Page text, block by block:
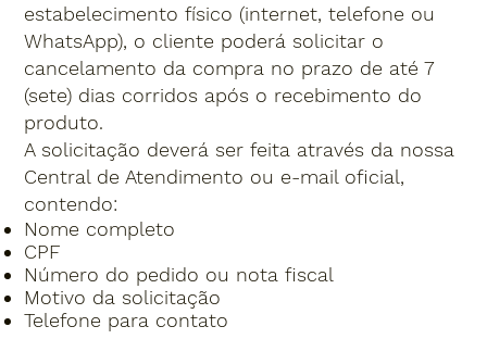
estabelecimento físico (internet, telefone ou
WhatsApp), o cliente poderá solicitar o
cancelamento da compra no prazo de até 7
(sete) dias corridos após o recebimento do
produto.
A solicitação deverá ser feita através da nossa
Central de Atendimento ou e-mail oficial,
contendo:
Nome completo
CPF
Número do pedido ou nota fiscal
Motivo da solicitação
Telefone para contato